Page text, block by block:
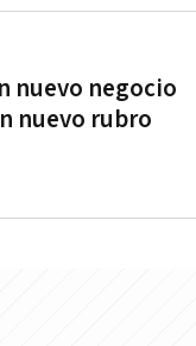
nuevo negocio
nuevo rubro